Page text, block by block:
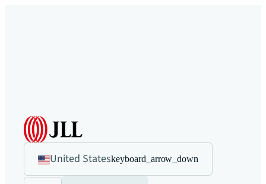
United Stateskeyboard_arrow_down